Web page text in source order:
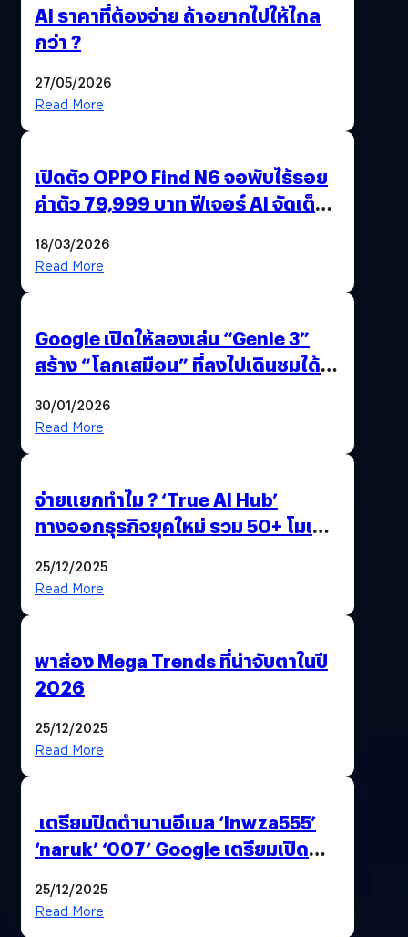
AI ราคาที่ต้องจ่าย ถ้าอยากไปให้ไกล
กว่า ?
27/05/2026
Read More
เปิดตัว OPPO Find N6 จอพับไร้รอย
ค่าตัว 79,999 บาท ฟีเจอร์ AI จัดเต็ม
18/03/2026
Read More
Google เปิดให้ลองเล่น “Genie 3”
สร้าง “โลกเสมือน” ที่ลงไปเดินชมได้
30/01/2026
Read More
จ่ายแยกทำไม ? ‘True AI Hub’
ทางออกธุรกิจยุคใหม่ รวม 50+ โมเดล
25/12/2025
Read More
พาส่อง Mega Trends ที่น่าจับตาในปี
2026
25/12/2025
Read More
เตรียมปิดตำนานอีเมล ‘lnwza555’
‘naruk’ ‘007’ Google เตรียมเปิด
25/12/2025
Read More